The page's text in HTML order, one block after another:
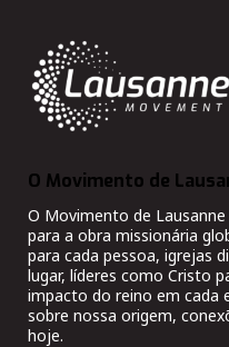
O Movimento de
O Movimento de
para a obra missionária
para cada pessoa, igrejas
lugar, líderes como Cristo
impacto do reino em cada
sobre nossa origem,
hoje.